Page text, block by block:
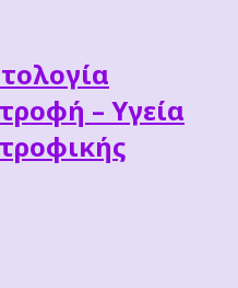
– Υγεία